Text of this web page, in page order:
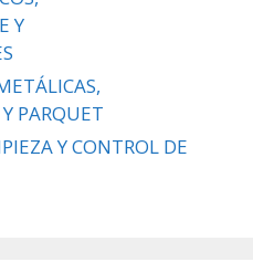
Y
PARQUET
Y CONTROL DE